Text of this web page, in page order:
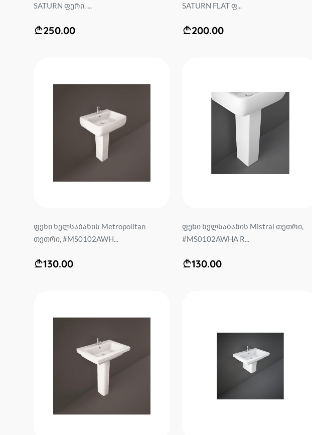
SATURN ფერი. ...
250.00
SATURN FLAT ფ...
200.00
ფეხი ხელსაბანის Metropolitan
თეთრი, #MS0102AWH...
130.00
ფეხი ხელსაბანის Mistral თეთრი,
#MS0102AWHA R...
130.00